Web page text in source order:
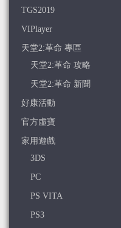
TGS2019
VIPlayer
天堂2:革命 專區
天堂2:革命 攻略
天堂2:革命 新聞
好康活動
官方虛寶
家用遊戲
3DS
PC
PS VITA
PS3